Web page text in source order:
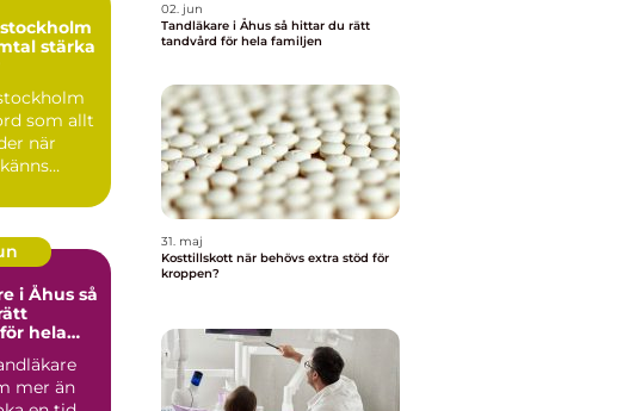
stärka
som allt
när
Åhus så
hela
mer än
02. jun
Tandläkare i Åhus så hittar du rätt
tandvård för hela familjen
31. maj
Kosttillskott när behövs extra stöd för
kroppen?